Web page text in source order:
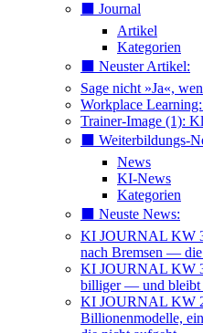
⬛️ Journal
Artikel
Kategorien
⬛️ Neuster Artikel:
Sage nicht »Ja«,
Workplace
Trainer-Image (1):
⬛️ Weiterbildungs-
News
KI-News
Kategorien
⬛️ Neuste News:
KI JOURNAL KW
nach Bremsen —
KI JOURNAL KW
billiger — und bleibt
KI JOURNAL KW
Billionenmodelle,